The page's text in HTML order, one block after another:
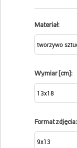
Materiał:
Wymiar [cm]:
Format zdjęcia: